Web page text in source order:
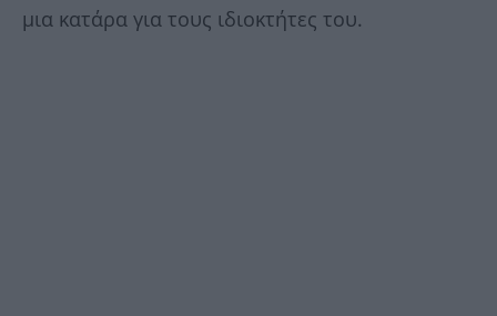
μια κατάρα για τους ιδιοκτήτες του.